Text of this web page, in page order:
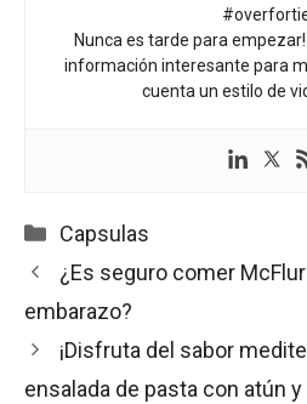
Nunca es tarde para
información interesante para
cuenta un estilo de
Categorías
Capsulas
¿Es seguro comer
embarazo?
¡Disfruta del sabor
ensalada de pasta con atún